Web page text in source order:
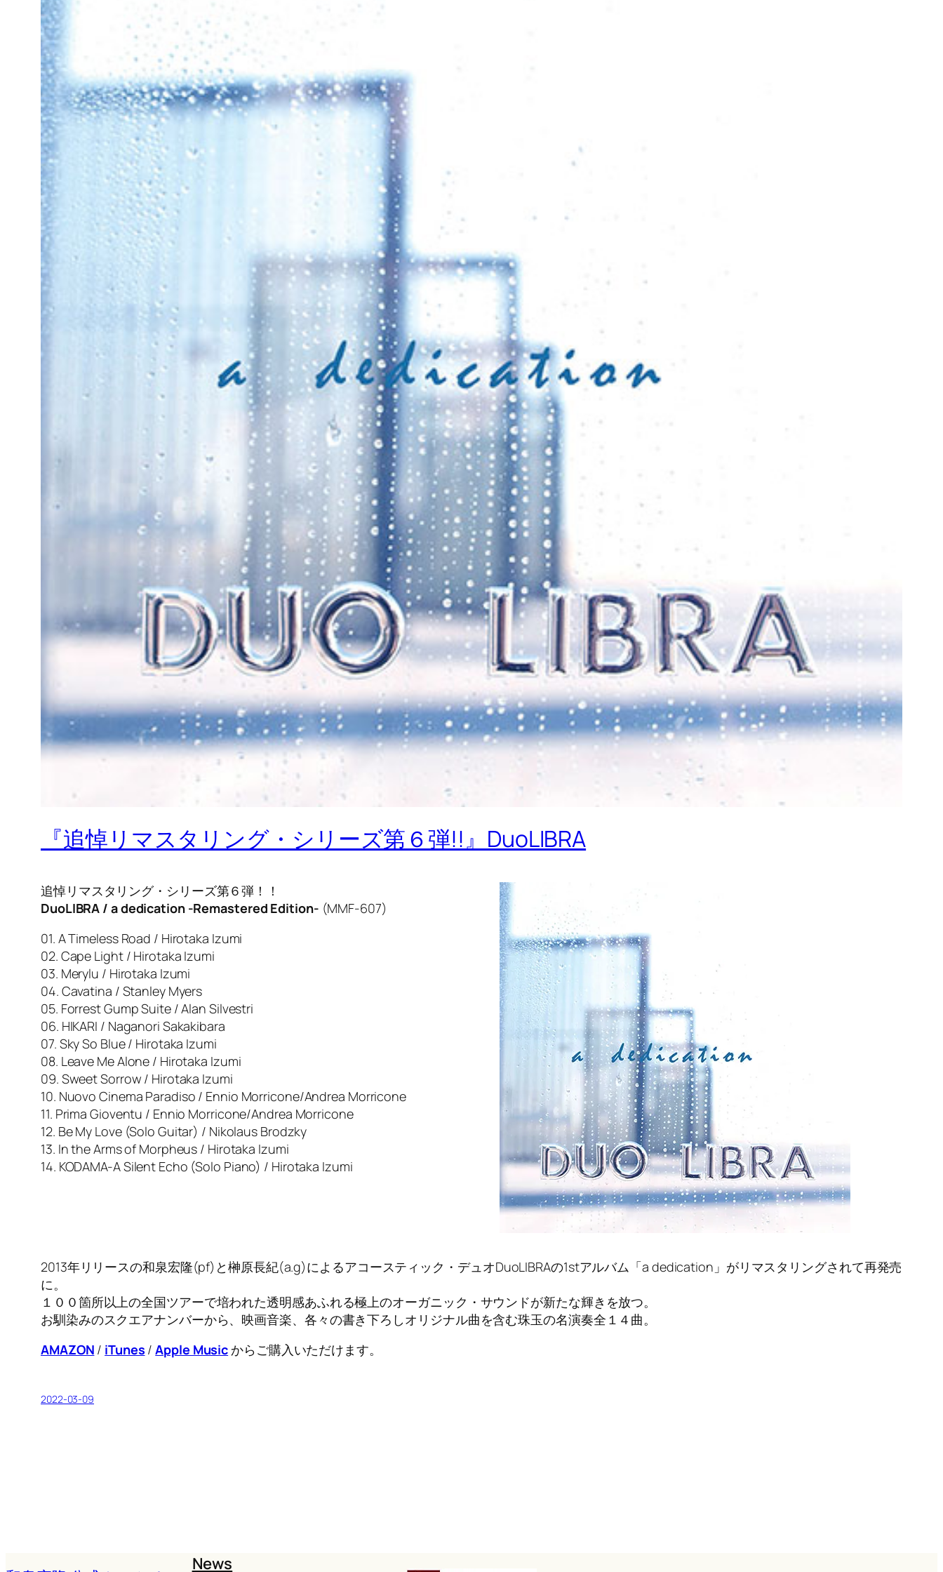
『追悼リマスタリング・シリーズ第６弾!!』DuoLIBRA
追悼リマスタリング・シリーズ第６弾！！
DuoLIBRA / a dedication -Remastered Edition- (MMF-607)
01. A Timeless Road / Hirotaka Izumi
02. Cape Light / Hirotaka Izumi
03. Merylu / Hirotaka Izumi
04. Cavatina / Stanley Myers
05. Forrest Gump Suite / Alan Silvestri
06. HIKARI / Naganori Sakakibara
07. Sky So Blue / Hirotaka Izumi
08. Leave Me Alone / Hirotaka Izumi
09. Sweet Sorrow / Hirotaka Izumi
10. Nuovo Cinema Paradiso / Ennio Morricone/Andrea Morricone
11. Prima Gioventu / Ennio Morricone/Andrea Morricone
12. Be My Love (Solo Guitar) / Nikolaus Brodzky
13. In the Arms of Morpheus / Hirotaka Izumi
14. KODAMA-A Silent Echo (Solo Piano) / Hirotaka Izumi
2013年リリースの和泉宏隆(pf)と榊原長紀(a.g)によるアコースティック・デュオDuoLIBRAの1stアルバム「a dedication」がリマスタリングされて再発売
に。
１００箇所以上の全国ツアーで培われた透明感あふれる極上のオーガニック・サウンドが新たな輝きを放つ。
お馴染みのスクエアナンバーから、映画音楽、各々の書き下ろしオリジナル曲を含む珠玉の名演奏全１４曲。
AMAZON / iTunes /Apple Musicからご購入いただけます。
2022-03-09
News